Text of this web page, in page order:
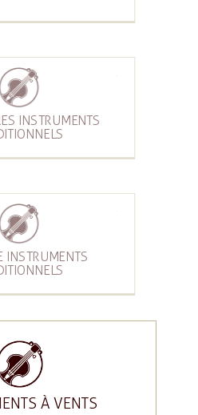
INSTRUMENTS
INSTRUMENTS
À VENTS